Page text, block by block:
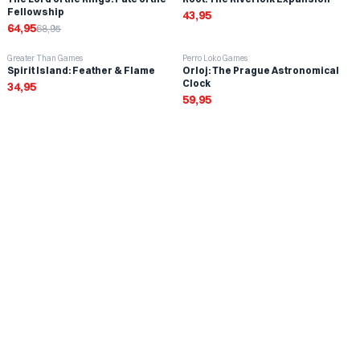
Fellowship
64,9568,95
43,95
Greater Than Games
Spirit Island: Feather & Flame
34,95
Perro Loko Games
Orloj: The Prague Astronomical
Clock
59,95